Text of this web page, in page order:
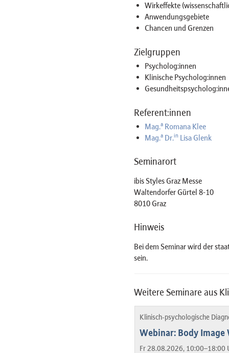
Wirkeffekte
Anwendungsgebiete
Chancen und Grenzen
Zielgruppen
Psycholog:innen
Klinische Psycholog:innen
Referent:innen
Mag.a Romana Klee
Mag.a Dr.in Lisa Glenk
Seminarort
ibis Styles Graz Messe
Waltendorfer Gürtel 8-10
8010 Graz
Hinweis
Bei dem Seminar wird der
sein.
Weitere Seminare aus
Klinisch-psychologische
Webinar: Body
Fr 28.08.2026, 10:00–18:00